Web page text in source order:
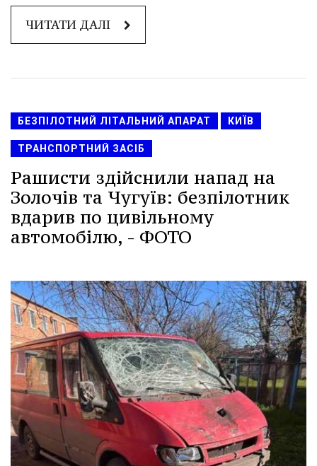
ЧИТАТИ ДАЛІ
БЕЗПІЛОТНИЙ ЛІТАЛЬНИЙ АПАРАТ КИЇВ
ТРАНСПОРТНИЙ ЗАСІБ
Рашисти здійснили напад на
Золочів та Чугуїв: безпілотник
вдарив по цивільному
автомобілю, - ФОТО